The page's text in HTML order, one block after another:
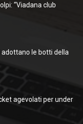
“Viadana club
adottano le botti della
agevolati per under